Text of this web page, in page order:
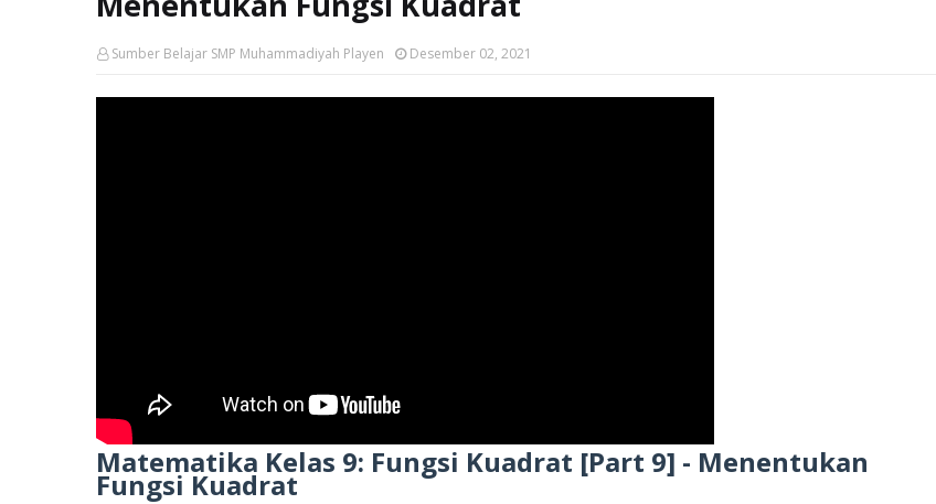
Sumber Belajar SMP Muhammadiyah Playen Desember 02, 2021
Matematika Kelas 9: Fungsi Kuadrat [Part 9] - Menentukan
Fungsi Kuadrat